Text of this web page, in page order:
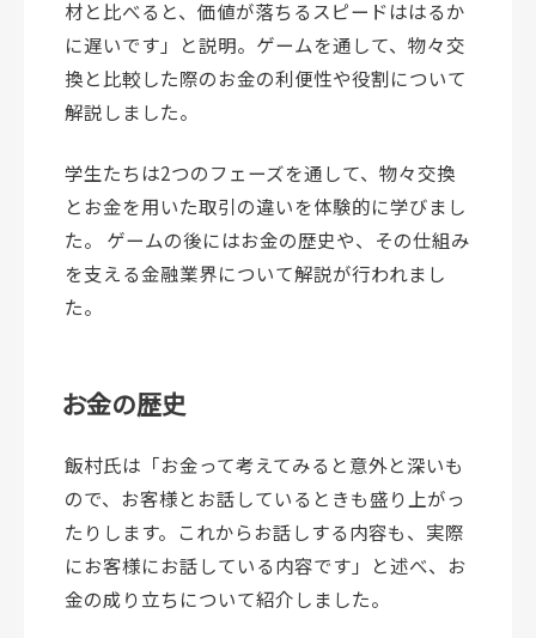
材と比べると、価値が落ちるスピードははるか
に遅いです」と説明。ゲームを通して、物々交
換と比較した際のお金の利便性や役割について
解説しました。
学生たちは2つのフェーズを通して、物々交換
とお金を用いた取引の違いを体験的に学びまし
た。 ゲームの後にはお金の歴史や、その仕組み
を支える金融業界について解説が行われまし
た。
お金の歴史
飯村氏は「お金って考えてみると意外と深いも
ので、お客様とお話しているときも盛り上がっ
たりします。これからお話しする内容も、実際
にお客様にお話している内容です」と述べ、お
金の成り立ちについて紹介しました。